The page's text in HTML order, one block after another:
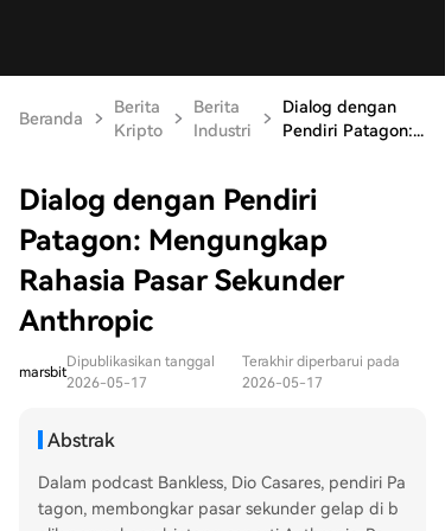
Beranda
Berita
Kripto
Berita
Industri
Dialog dengan
Pendiri Patagon:...
Dialog dengan Pendiri
Patagon: Mengungkap
Rahasia Pasar Sekunder
Anthropic
marsbit
Dipublikasikan tanggal
2026-05-17
Terakhir diperbarui pada
2026-05-17
Abstrak
Dalam podcast Bankless, Dio Casares, pendiri Pa
tagon, membongkar pasar sekunder gelap di b